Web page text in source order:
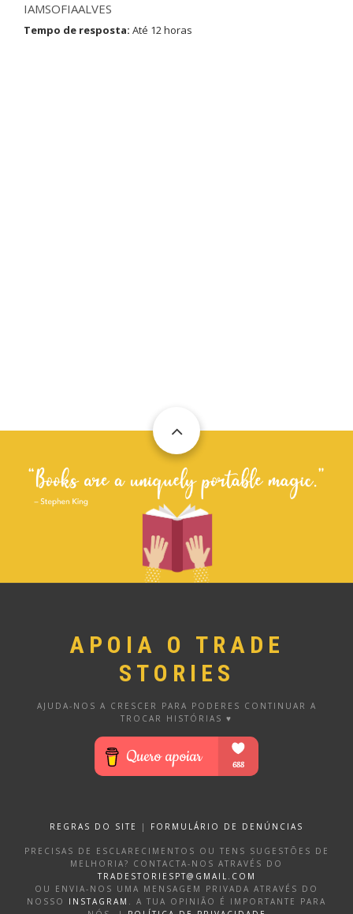
IAMSOFIAALVES
Tempo de resposta: Até 12 horas
APOIA O TRADE
STORIES
AJUDA-NOS A CRESCER PARA PODERES CONTINUAR A
TROCAR HISTÓRIAS ♥
REGRAS DO SITE | FORMULÁRIO DE DENÚNCIAS
PRECISAS DE ESCLARECIMENTOS OU TENS SUGESTÕES DE
MELHORIA? CONTACTA-NOS ATRAVÉS DO
TRADESTORIESPT@GMAIL.COM
OU ENVIA-NOS UMA MENSAGEM PRIVADA ATRAVÉS DO
NOSSO INSTAGRAM
. A TUA OPINIÃO É IMPORTANTE PARA